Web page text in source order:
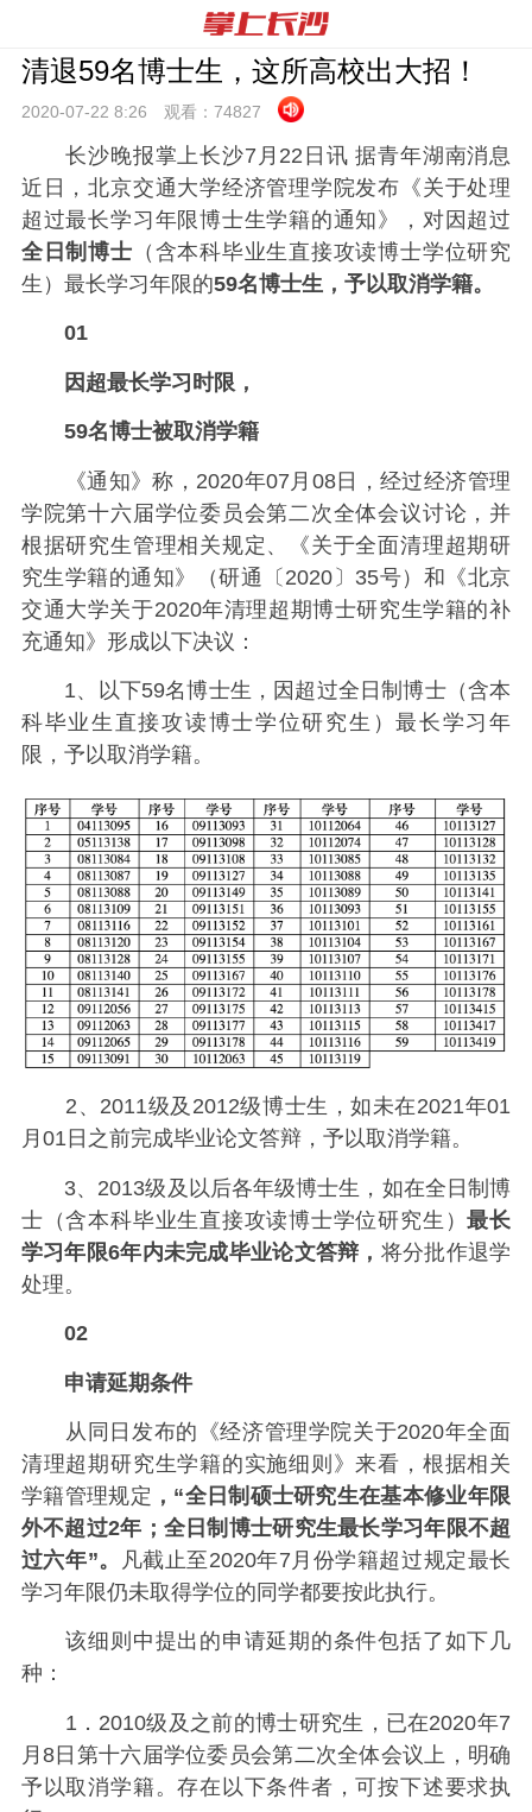
清退59名博士生，这所高校出大招！
2020-07-22 8:26 观看： 74827
长沙晚报掌上长沙7月22日讯 据青年湖南消息
近日，北京交通大学经济管理学院发布《关于处理
超过最长学习年限博士生学籍的通知》，对因超过
全日制博士 （含本科毕业生直接攻读博士学位研究
生）最长学习年限的59名博士生，予以取消学籍。
01
因超最长学习时限，
59名博士被取消学籍
《通知》称，2020年07月08日，经过经济管理
学院第十六届学位委员会第二次全体会议讨论，并
根据研究生管理相关规定、《关于全面清理超期研
究生学籍的通知》（研通〔2020〕35号）和《北京
交通大学关于2020年清理超期博士研究生学籍的补
充通知》形成以下决议：
1、以下59名博士生，因超过全日制博士（含本
科毕业生直接攻读博士学位研究生）最长学习年
限，予以取消学籍。
2、2011级及2012级博士生，如未在2021年01
月01日之前完成毕业论文答辩，予以取消学籍。
3、2013级及以后各年级博士生，如在全日制博
士（含本科毕业生直接攻读博士学位研究生）最长
学习年限6年内未完成毕业论文答辩， 将分批作退学
处理。
02
申请延期条件
从同日发布的《经济管理学院关于2020年全面
清理超期研究生学籍的实施细则》来看，根据相关
学籍管理规定 ，“全日制硕士研究生在基本修业年限
外不超过2年；全日制博士研究生最长学习年限不超
过六年”。
凡截止至2020年7月份学籍超过规定最长
学习年限仍未取得学位的同学都要按此执行。
该细则中提出的申请延期的条件包括了如下几
种：
1．2010级及之前的博士研究生，已在2020年7
月8日第十六届学位委员会第二次全体会议上，明确
予以取消学籍。存在以下条件者，可按下述要求执